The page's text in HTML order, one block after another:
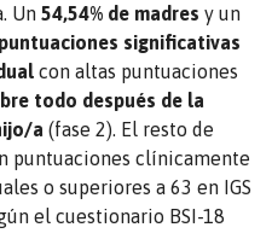
Un 54,54% de madres y un
puntuaciones significativas
con altas puntuaciones
todo después de la
a (fase 2). El resto de
puntuaciones clínicamente
o superiores a 63 en IGS
el cuestionario BSI-18